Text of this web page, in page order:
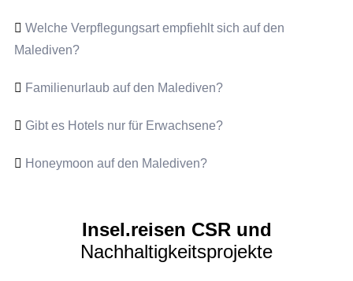
Welche Verpflegungsart empfiehlt sich auf den
Malediven?
Familienurlaub auf den Malediven?
Gibt es Hotels nur für Erwachsene?
Honeymoon auf den Malediven?
Insel.reisen CSR und
Nachhaltigkeitsprojekte